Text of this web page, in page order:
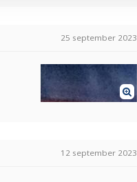
25 september 2023
12 september 2023